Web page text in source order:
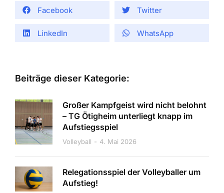
Facebook Twitter
LinkedIn WhatsApp
Beiträge dieser Kategorie:
Großer Kampfgeist wird nicht belohnt
– TG Ötigheim unterliegt knapp im
Aufstiegsspiel
Volleyball 4. Mai 2026
Relegationsspiel der Volleyballer um
Aufstieg!